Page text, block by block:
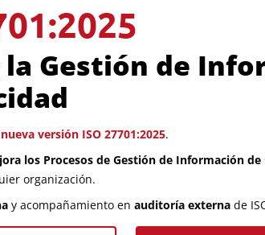
Gestión de
nueva versión ISO 27701:2025.
los Procesos de Gestión de Información de
organización.
y acompañamiento enauditoría externa de